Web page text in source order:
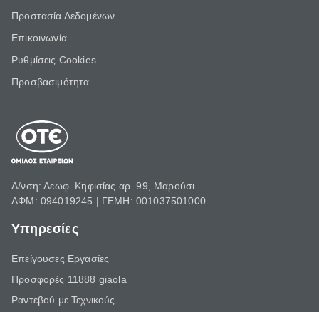
Προστασία Δεδομένων
Επικοινωνία
Ρυθμίσεις Cookies
Προσβασιμότητα
Δ/νση: Λεωφ. Κηφισίας αρ. 99, Μαρούσι
ΑΦΜ: 094019245 | ΓΕΜΗ: 001037501000
Υπηρεσίες
Επείγουσες Εργασίες
Προσφορές 11888 giaola
Ραντεβού με Τεχνικούς